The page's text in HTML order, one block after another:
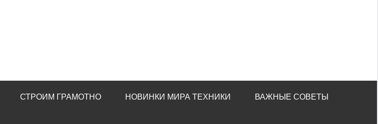
СТРОИМ ГРАМОТНО НОВИНКИ МИРА ТЕХНИКИ ВАЖНЫЕ СОВЕТЫ